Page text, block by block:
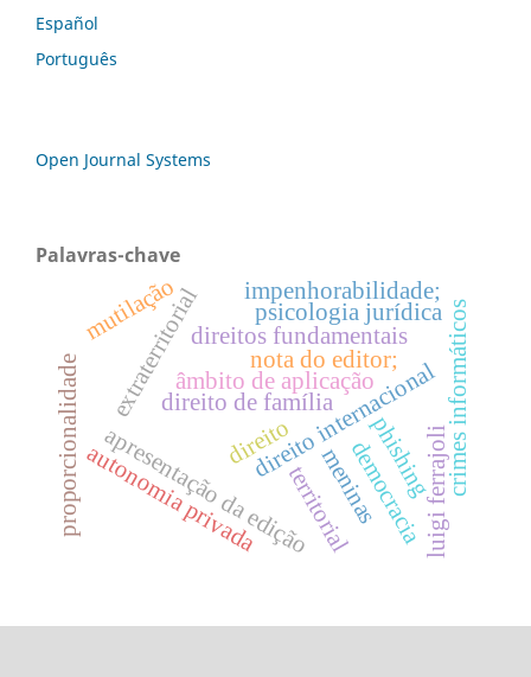
Español
Português
Open Journal Systems
Palavras-chave
direito
direito internacional
nota do editor;
âmbito de aplicação
territorial
extraterritorial
apresentação da edição
autonomia privada
direitos fundamentais
proporcionalidade phishingcrimes informáticos
direito de família
psicologia jurídica
democracialuigi ferrajoli
impenhorabilidade;
mutilação
meninas